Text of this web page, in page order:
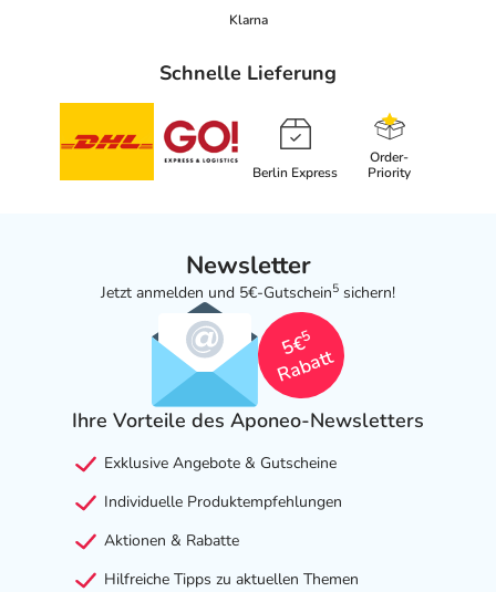
Klarna
Schnelle Lieferung
Berlin Express
Order-
Priority
Newsletter
Jetzt anmelden und 5€-Gutschein5 sichern!
5€
5
Rabatt
Ihre Vorteile des Aponeo-Newsletters
Exklusive Angebote & Gutscheine
Individuelle Produktempfehlungen
Aktionen & Rabatte
Hilfreiche Tipps zu aktuellen Themen